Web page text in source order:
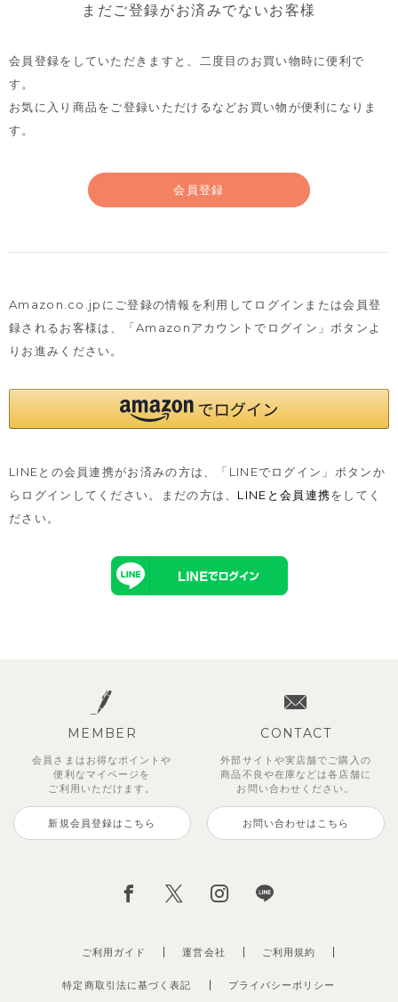
まだご登録がお済みでないお客様
会員登録をしていただきますと、二度目のお買い物時に便利で
す。
お気に入り商品をご登録いただけるなどお買い物が便利になりま
す。
会員登録
Amazon.co.jpにご登録の情報を利用してログインまたは会員登
録されるお客様は、
「Amazonアカウントでログイン」ボタンよ
りお進みください。
LINEとの会員連携がお済みの方は、「LINEでログイン」ボタンか
らログインしてください。まだの方は、 LINEと会員連携をしてく
ださい。
MEMBER
会員さまはお得なポイントや
便利な マイページを
ご利用いただけます。
新規会員登録はこちら
CONTACT
外部サイトや実店舗でご購入の
商品不良や在庫などは各店舗に
お問い合わせください。
お問い合わせはこちら
ご利用ガイド 運営会社
特定商取引法に基づく表記 プライバシーポリシー
ご利用規約